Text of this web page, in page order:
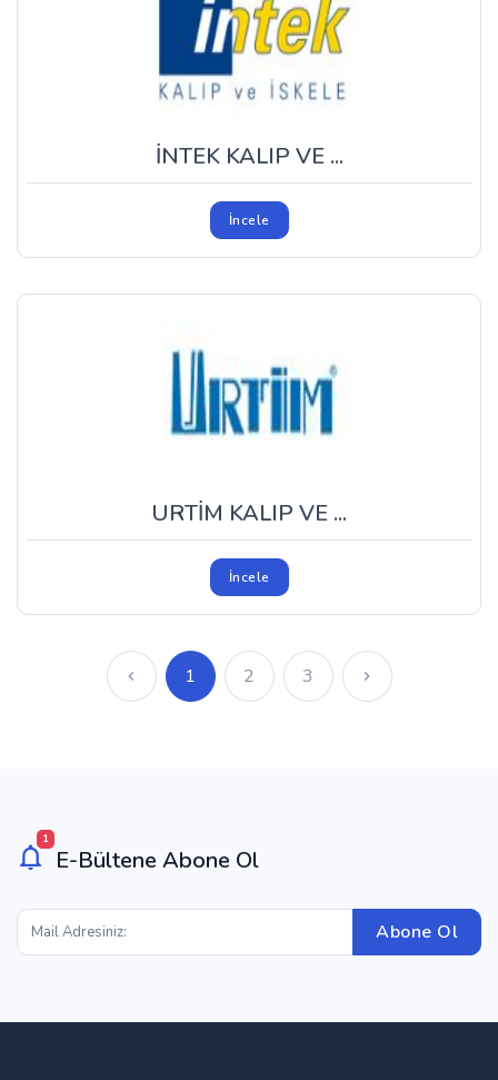
İNTEK KALIP VE ...
İncele
URTİM KALIP VE ...
İncele
1 2 3
1
E-Bültene Abone Ol
Abone Ol